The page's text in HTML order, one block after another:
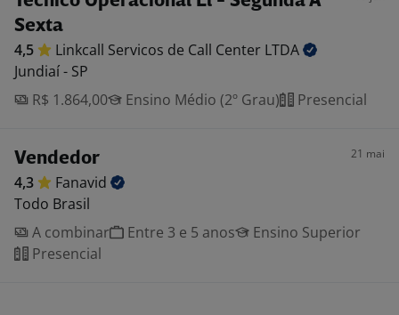
Sexta
4,5 Linkcall Servicos de Call Center LTDA
Jundiaí - SP
R$ 1.864,00
Ensino Médio (2º Grau) Presencial
Vendedor 21 mai
4,3
Fanavid
Todo Brasil
A combinar
Entre 3 e 5 anos
Ensino Superior
Presencial